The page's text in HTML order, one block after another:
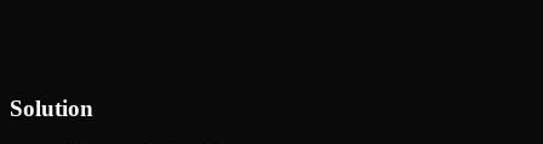
Solution